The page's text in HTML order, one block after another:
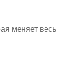
меняет весь